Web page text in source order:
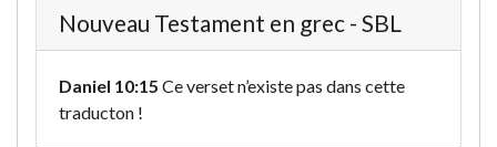
Nouveau Testament en grec - SBL
Daniel 10:15 Ce verset n’existe pas dans cette
traducton !